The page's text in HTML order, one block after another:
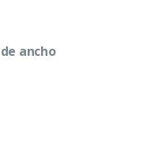
ancho